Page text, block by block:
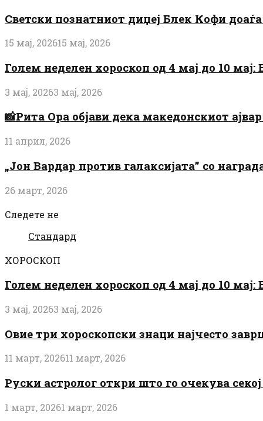
Светски познатниот диџеј Блек Кофи доаѓа
15 мај, 202615 мај, 2026
Голем неделен хороскоп од 4 мај до 10
3 мај, 20263 мај, 2026
📸Рита Ора објави дека македонскиот
11 април, 2026
„Јон Вардар против галаксијата” со
26 март, 2026
Следете не
Стандард
ХОРОСКОП
Голем неделен хороскоп од 4 мај до 10
3 мај, 20263 мај, 2026
Овие три хороскопски знаци најчесто
11 март, 202611 март, 2026
Руски астролог откри што го очекува
1 март, 20261 март, 2026